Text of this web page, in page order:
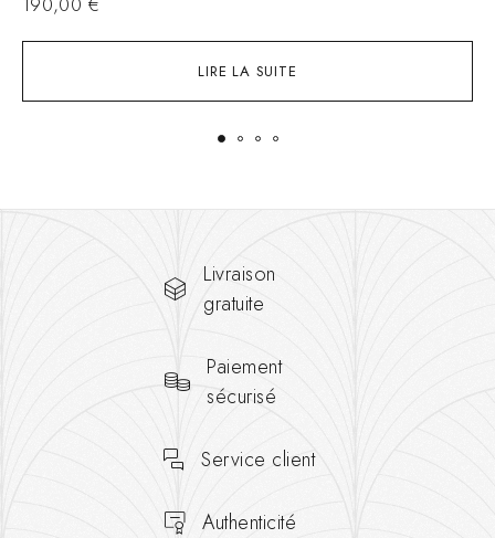
LIRE LA SUITE
Livraison
gratuite
Paiement
sécurisé
Service client
Authenticité